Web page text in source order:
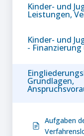
Kinder- und
Leistungen,
Kinder- und
-
Grundlagen,
Aufgaben